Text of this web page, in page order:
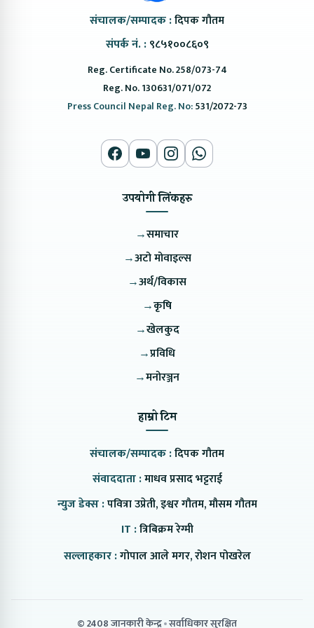
संचालक/सम्पादक :दिपक गौतम
संपर्क नं. : ९८५१००८६०९
Reg. Certificate No. 258/073-74
Reg. No. 130631/071/072
Press Council Nepal Reg. No:531/2072-73
उपयोगी लिंकहरु
→समाचार
→अटो मोवाइल्स
→अर्थ/विकास
→कृषि
→खेलकुद
→प्रविधि
→मनोरञ्जन
हाम्रो टिम
संचालक/सम्पादक :दिपक गौतम
संवाददाता :माधव प्रसाद भट्टराई
न्युज डेक्स :पवित्रा उप्रेती, इश्वर गौतम, मौसम गौतम
IT :त्रिबिक्रम रेग्मी
सल्लाहकार :गोपाल आले मगर, रोशन पोखरेल
© 2408 जानकारी केन्द्र सर्वाधिकार सुरक्षित